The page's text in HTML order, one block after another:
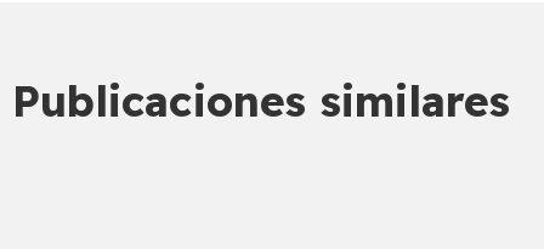
Publicaciones similares